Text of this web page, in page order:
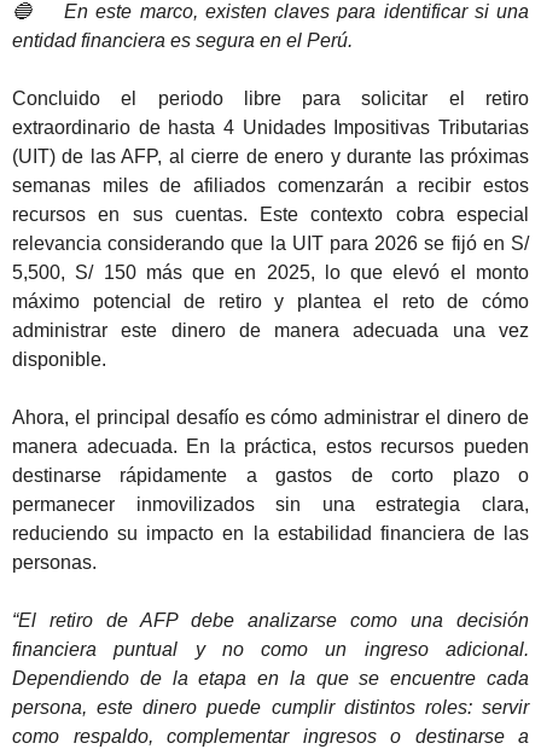
🔵 En este marco, existen claves para identificar si una
entidad financiera es segura en el Perú.
Concluido el periodo libre para solicitar el retiro
extraordinario de hasta 4 Unidades Impositivas Tributarias
(UIT) de las AFP, al cierre de enero y durante las próximas
semanas miles de afiliados comenzarán a recibir estos
recursos en sus cuentas. Este contexto cobra especial
relevancia considerando que la UIT para 2026 se fijó en S/
5,500, S/ 150 más que en 2025, lo que elevó el monto
máximo potencial de retiro y plantea el reto de cómo
administrar este dinero de manera adecuada una vez
disponible.
Ahora, el principal desafío es cómo administrar el dinero de
manera adecuada. En la práctica, estos recursos pueden
destinarse rápidamente a gastos de corto plazo o
permanecer inmovilizados sin una estrategia clara,
reduciendo su impacto en la estabilidad financiera de las
personas.
“El retiro de AFP debe analizarse como una decisión
financiera puntual y no como un ingreso adicional.
Dependiendo de la etapa en la que se encuentre cada
persona, este dinero puede cumplir distintos roles: servir
como respaldo, complementar ingresos o destinarse a